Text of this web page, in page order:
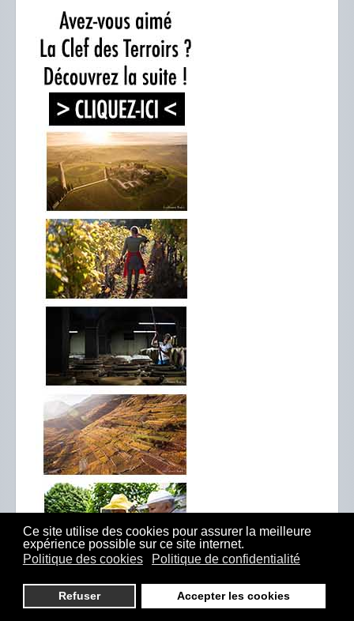
Ce site utilise des cookies pour assurer la meilleure
expérience possible sur ce site internet.
Politique des cookies
Politique de confidentialité
Refuser Accepter les cookies